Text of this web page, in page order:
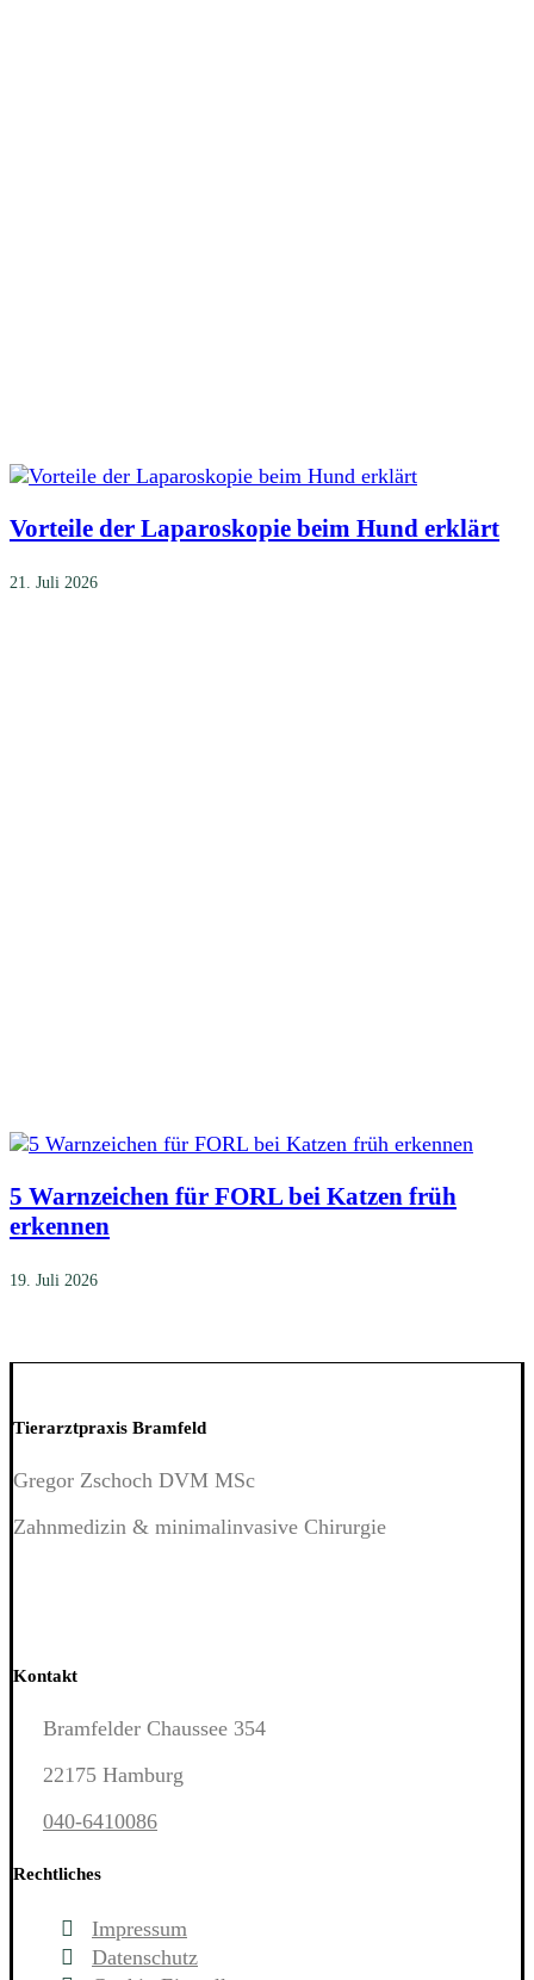
Vorteile der Laparoskopie beim Hund erklärt
21. Juli 2026
5 Warnzeichen für FORL bei Katzen früh
erkennen
19. Juli 2026
Tierarztpraxis Bramfeld
Gregor Zschoch DVM MSc
Zahnmedizin & minimalinvasive Chirurgie
Kontakt
Bramfelder Chaussee 354
22175 Hamburg
040-6410086
Rechtliches
Impressum
Datenschutz